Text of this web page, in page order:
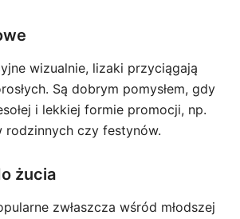
wizualnie, lizaki przyciągają
Są dobrym pomysłem, gdy
i lekkiej formie promocji, np.
rodzinnych czy festynów.
żucia
zwłaszcza wśród młodszej